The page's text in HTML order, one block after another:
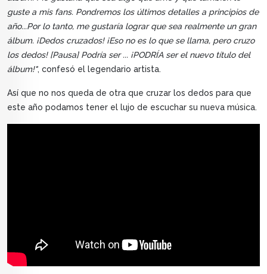
guste a mis fans. Pondremos los últimos detalles a principios de
año...Por lo tanto, me gustaría lograr que sea realmente un gran
álbum. ¡Dedos cruzados! ¡Eso no es lo que se llama, pero cruzo
los dedos! [Pausa] Podría ser ... ¡PODRÍA ser el nuevo título del
álbum!", confesó el legendario artista.
Así que no nos queda de otra que cruzar los dedos para que
este año podamos tener el lujo de escuchar su nueva música.